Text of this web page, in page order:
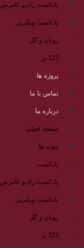
پادکست رادیو کامرس
پادکست ویکی‌پز
روبان و گل
123 پز
پروژه ها
تماس با ما
درباره ما
صفحه اصلی
پیوند ها
پادکست
پادکست رادیو کامرس
پادکست ویکی‌پز
روبان و گل
123 پز